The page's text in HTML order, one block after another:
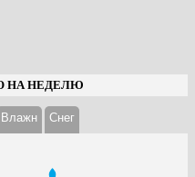
НА НЕДЕЛЮ
Влажн Cнег